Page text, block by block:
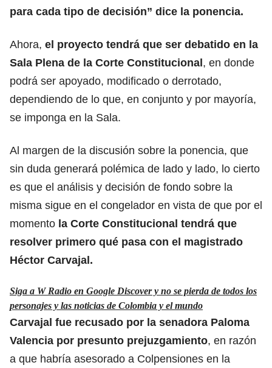
para cada tipo de decisión” dice la ponencia.
Ahora, el proyecto tendrá que ser debatido en la
Sala Plena de la Corte Constitucional, en donde
podrá ser apoyado, modificado o derrotado,
dependiendo de lo que, en conjunto y por mayoría,
se imponga en la Sala.
Al margen de la discusión sobre la ponencia, que
sin duda generará polémica de lado y lado, lo cierto
es que el análisis y decisión de fondo sobre la
misma sigue en el congelador en vista de que por el
momento la Corte Constitucional tendrá que
resolver primero qué pasa con el magistrado
Héctor Carvajal.
Siga a W Radio en Google Discover y no se pierda de todos los
personajes y las noticias de Colombia y el mundo
Carvajal fue recusado por la senadora Paloma
Valencia por presunto prejuzgamiento, en razón
a que habría asesorado a Colpensiones en la